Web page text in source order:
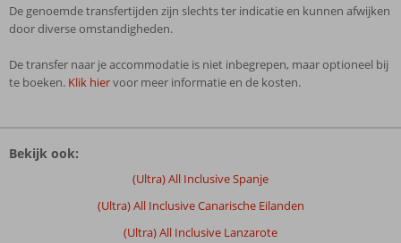
De genoemde transfertijden zijn slechts ter indicatie en kunnen afwijken
door diverse omstandigheden.
De transfer naar je accommodatie is niet inbegrepen, maar optioneel bij
te boeken. Klik hiervoor meer informatie en de kosten.
zijn
Bekijk ook:
(Ultra) All Inclusive Spanje
(Ultra) All Inclusive Canarische Eilanden
(Ultra) All Inclusive Lanzarote